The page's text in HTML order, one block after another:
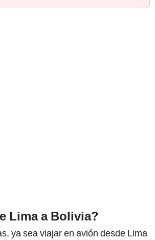
Lima a Bolivia?
ya sea viajar en avión desde Lima